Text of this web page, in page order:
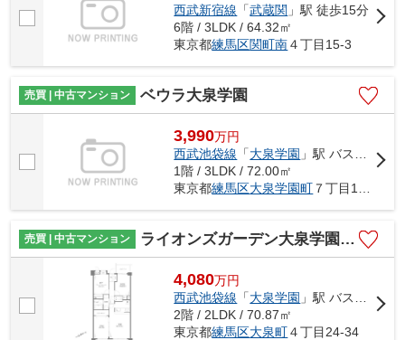
西武新宿線 「武蔵関 」駅 徒歩15分
6階 / 3LDK / 64.32㎡
東京都練馬区関町南４丁目15-3
売買 | 中古マンション ベウラ大泉学園
3,990万円
西武池袋線 「大泉学園 」駅 バス16分 「都民農園」 停歩5分
1階 / 3LDK / 72.00㎡
東京都練馬区大泉学園町 ７丁目19-26
売買 | 中古マンション ライオンズガーデン大泉学園第2
4,080万円
西武池袋線 「大泉学園 」駅 バス19分 「大泉町四丁目」 停歩4分
2階 / 2LDK / 70.87㎡
東京都練馬区大泉町４丁目24-34